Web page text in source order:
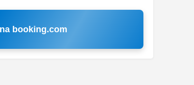
booking.com